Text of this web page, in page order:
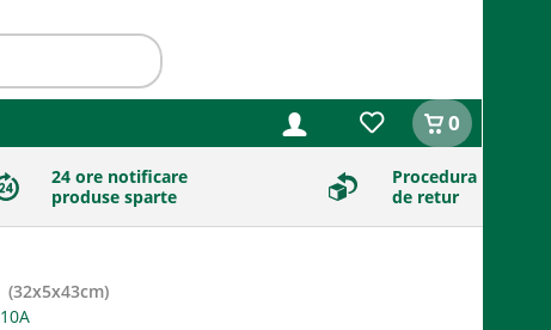
0
24 ore notificare
produse sparte
Procedura
de retur
(32x5x43cm)